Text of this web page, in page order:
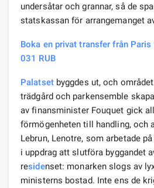
undersåtar och grannar, så de
statskassan för arrangemanget
Boka en privat transfer från
031 RUB
Palatsetbyggdes ut, och
trädgård och parkensemble
av finansminister Fouquet gick
förmögenheten till handling, och
Lebrun, Lenotre, som arbetade
i uppdrag att slutföra byggandet
residenset: monarken slogs av
ministerns bostad. Inte ens de